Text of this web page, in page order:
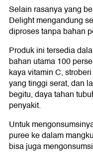
Selain rasanya yang
Delight mengandung
diproses tanpa bahan
Produk ini tersedia
bahan utama 100
kaya vitamin C,
yang tinggi serat, dan
begitu, daya tahan
penyakit.
Untuk
puree ke dalam
bisa juga